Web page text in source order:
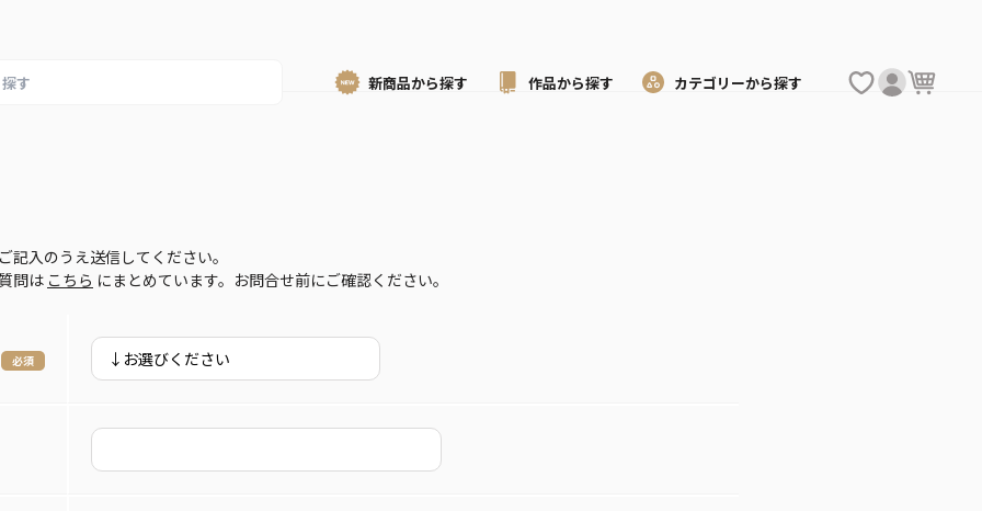
新商品から探す 作品から探す カテゴリーから探す
入のうえ送信してください。
問は こちら にまとめています。お問合せ前にご確認ください。